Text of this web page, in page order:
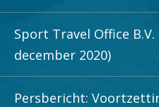
Sport Travel Office
december 2020)
Persbericht: